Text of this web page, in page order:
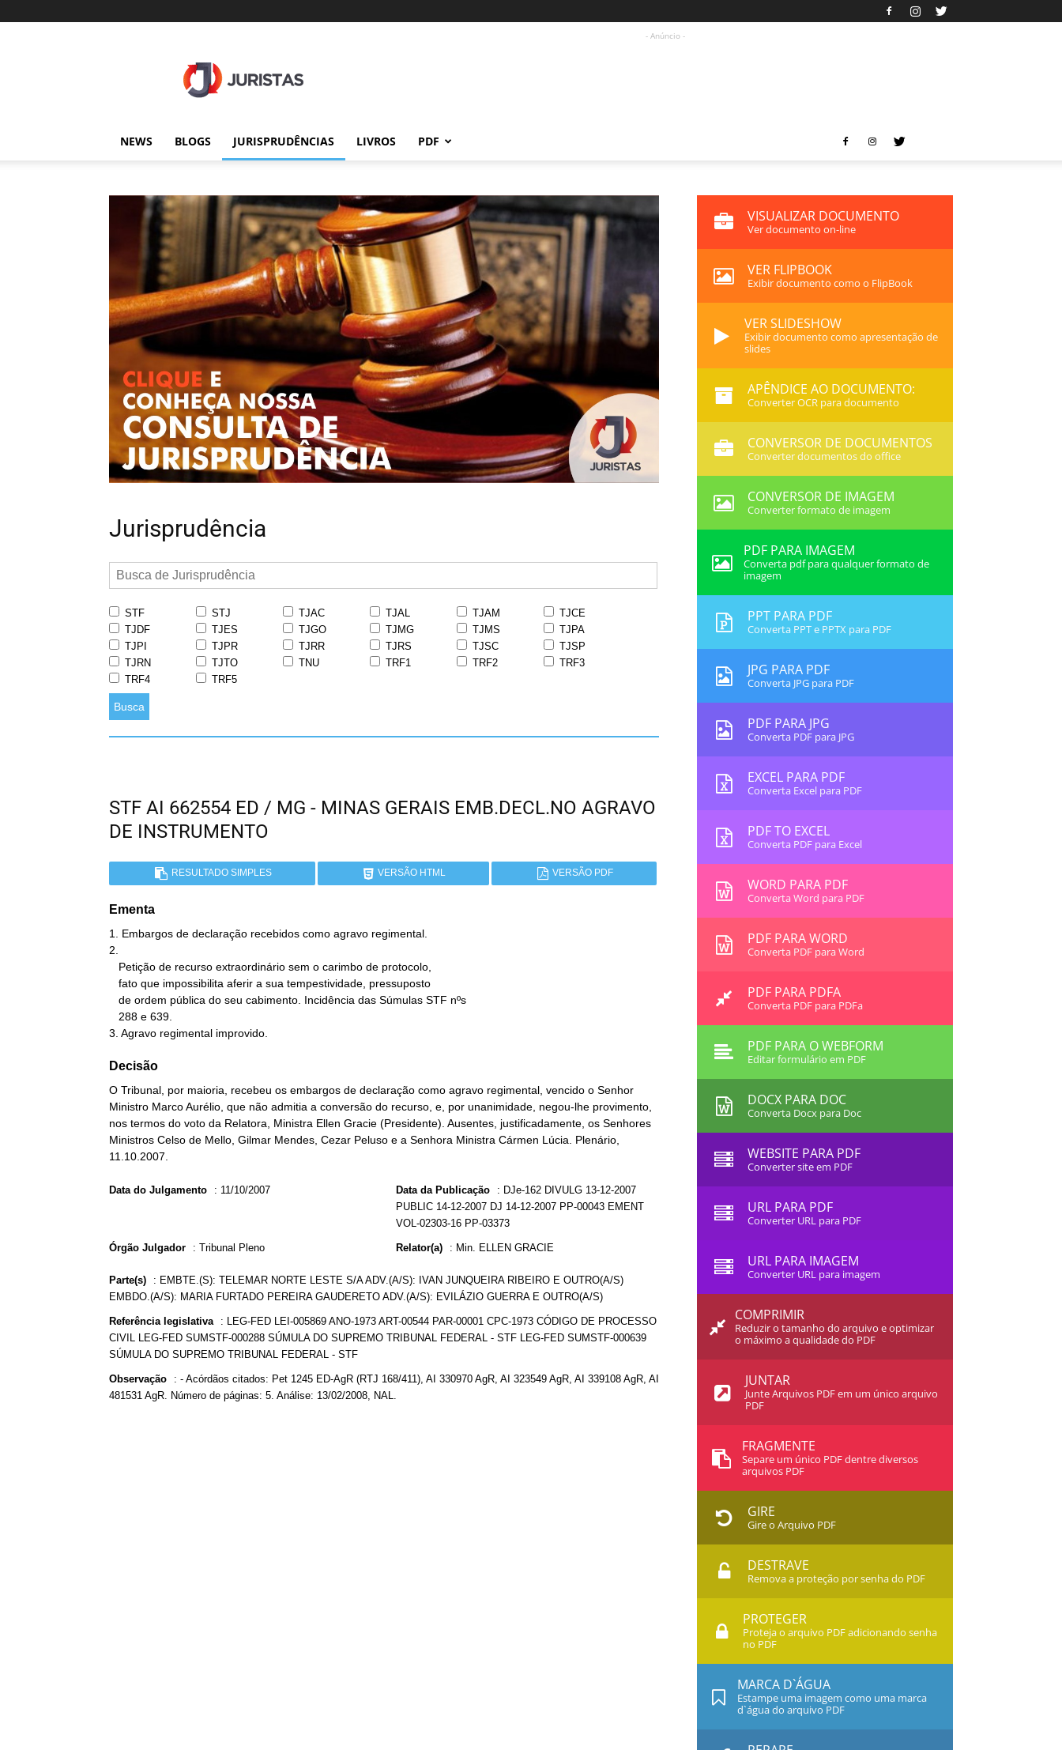
- Anúncio -
NEWS BLOGS JURISPRUDÊNCIAS LIVROS PDF
Jurisprudência
STF STJ TJAC TJAL TJAM
TJCE
TJDF
TJES TJGO TJMG TJMS
TJPA
TJPI
TJPR TJRR TJRS TJSC
TJSP
TJRN
TJTO TNU TRF1 TRF2
TRF3
TRF4
TRF5
Busca
STF AI 662554 ED / MG - MINAS GERAIS EMB.DECL.NO AGRAVO
DE INSTRUMENTO
RESULTADO SIMPLES VERSÃO HTML VERSÃO PDF
Ementa
1. Embargos de declaração recebidos como agravo regimental.
2.
3. Agravo regimental improvido.
Decisão
O Tribunal, por maioria, recebeu os embargos de declaração como agravo regimental, vencido o Senhor
Ministro Marco Aurélio, que não admitia a conversão do recurso, e, por unanimidade, negou-lhe provimento,
nos termos do voto da Relatora, Ministra Ellen Gracie (Presidente). Ausentes, justificadamente, os Senhores
Ministros Celso de Mello, Gilmar Mendes, Cezar Peluso e a Senhora Ministra Cármen Lúcia. Plenário,
11.10.2007.
Data do Julgamento : 11/10/2007 Data da Publicação : DJe-162 DIVULG 13-12-2007
PUBLIC 14-12-2007 DJ 14-12-2007 PP-00043 EMENT
VOL-02303-16 PP-03373
Órgão Julgador : Tribunal Pleno Relator(a) : Min. ELLEN GRACIE
Parte(s) : EMBTE.(S): TELEMAR NORTE LESTE S/A ADV.(A/S): IVAN JUNQUEIRA RIBEIRO E OUTRO(A/S)
EMBDO.(A/S): MARIA FURTADO PEREIRA GAUDERETO ADV.(A/S): EVILÁZIO GUERRA E OUTRO(A/S)
Referência legislativa : LEG-FED LEI-005869 ANO-1973 ART-00544 PAR-00001 CPC-1973 CÓDIGO DE PROCESSO
CIVIL LEG-FED SUMSTF-000288 SÚMULA DO SUPREMO TRIBUNAL FEDERAL - STF LEG-FED SUMSTF-000639
SÚMULA DO SUPREMO TRIBUNAL FEDERAL - STF
Observação : - Acórdãos citados: Pet 1245 ED-AgR (RTJ 168/411), AI 330970 AgR, AI 323549 AgR, AI 339108 AgR, AI
481531 AgR. Número de páginas: 5. Análise: 13/02/2008, NAL.
VISUALIZAR DOCUMENTO
Ver documento on-line
VER FLIPBOOK
Exibir documento como o FlipBook
VER SLIDESHOW
Exibir documento como apresentação de
slides
APÊNDICE AO DOCUMENTO:
Converter OCR para documento
CONVERSOR DE DOCUMENTOS
Converter documentos do office
CONVERSOR DE IMAGEM
Converter formato de imagem
PDF PARA IMAGEM
Converta pdf para qualquer formato de
imagem
PPT PARA PDF
Converta PPT e PPTX para PDF
JPG PARA PDF
Converta JPG para PDF
PDF PARA JPG
Converta PDF para JPG
EXCEL PARA PDF
Converta Excel para PDF
PDF TO EXCEL
Converta PDF para Excel
WORD PARA PDF
Converta Word para PDF
PDF PARA WORD
Converta PDF para Word
PDF PARA PDFA
Converta PDF para PDFa
PDF PARA O WEBFORM
Editar formulário em PDF
DOCX PARA DOC
Converta Docx para Doc
WEBSITE PARA PDF
Converter site em PDF
URL PARA PDF
Converter URL para PDF
URL PARA IMAGEM
Converter URL para imagem
COMPRIMIR
Reduzir o tamanho do arquivo e optimizar
o máximo a qualidade do PDF
JUNTAR
Junte Arquivos PDF em um único arquivo
PDF
FRAGMENTE
Separe um único PDF dentre diversos
arquivos PDF
GIRE
Gire o Arquivo PDF
DESTRAVE
Remova a proteção por senha do PDF
PROTEGER
Proteja o arquivo PDF adicionando senha
no PDF
MARCA D`ÁGUA
Estampe uma imagem como uma marca
d`água do arquivo PDF